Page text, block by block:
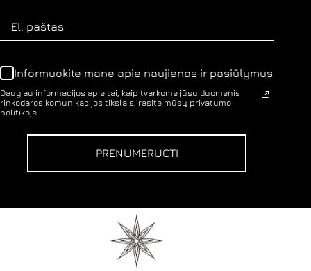
Informuokite mane apie naujienas ir pasiūlymus
Daugiau informacijos apie tai, kaip tvarkome jūsų duomenis
rinkodaros komunikacijos tikslais, rasite mūsų privatumo
politikoje.
PRENUMERUOTI